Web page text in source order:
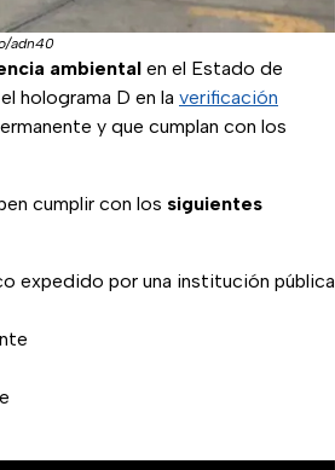
adn40
ambiental en el Estado de
holograma D en la verificación
y que cumplan con los
cumplir con los siguientes
expedido por una institución pública